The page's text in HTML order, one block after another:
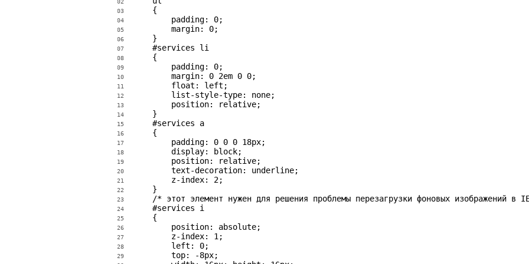
03
04
05
06
07
08
09
10
11
12
13
14
15
16
17
18
19
20
21
22
23
24
25
26
27
28
29
    {
        padding: 0;
        margin: 0;
    }
    #services li
    {
        padding: 0;
        margin: 0 2em 0 0;
        float: left;
        list-style-type: none;
        position: relative;
    }
    #services a
    {
        padding: 0 0 0 18px;
        display: block;
        position: relative;
        text-decoration: underline;
        z-index: 2;
    }
/* этот элемент нужен для решения проблемы перезагрузки фоновых изображений в
    #services i
    {
        position: absolute;
        z-index: 1;
        left: 0;
        top: -8px;